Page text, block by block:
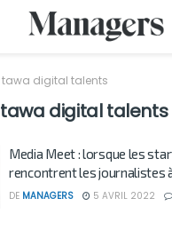
tawa digital talents
tawa digital talents
Media Meet : lorsque les
rencontrent les journalistes
DE MANAGERS 5 AVRIL 2022